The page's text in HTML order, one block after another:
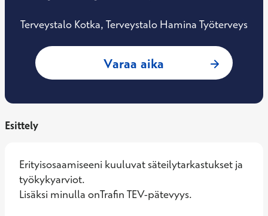
Terveystalo Kotka, Terveystalo Hamina Työterveys
Varaa aika : Kirsi Suvanto,
Esittely
Erityisosaamiseeni kuuluvat säteilytarkastukset ja
työkykyarviot.
Lisäksi minulla onTrafin TEV-pätevyys.